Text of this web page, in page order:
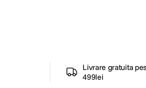
Livrare gratuita
499lei